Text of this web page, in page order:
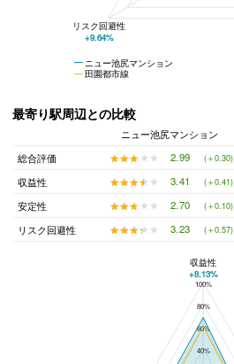
ニュー池尻マンション
田園都市線
リスク回避性
+9.64%
最寄り駅周辺との比較
ニュー池尻マンション
総合評価
★★★★★
★★★★★ 2.99 (＋0.30)
収益性
★★★★★
★★★★★ 3.41 (＋0.41)
安定性
★★★★★
★★★★★ 2.70 (＋0.10)
リスク回避性
★★★★★
★★★★★ 3.23 (＋0.57)
ニュー池尻マンションと池尻大橋駅の平均値の総合評価の比較
100%
80%
60%
40%
収益性
+8.13%